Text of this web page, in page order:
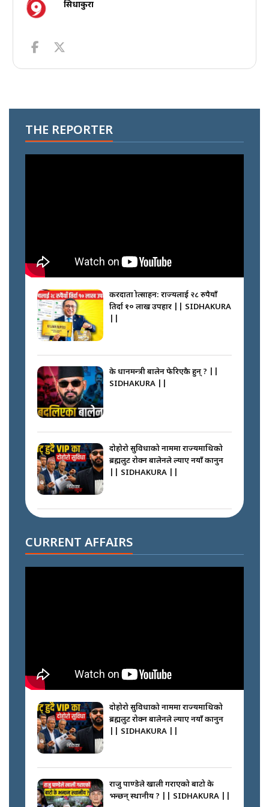
सिधाकुरा
THE REPORTER
करदाता प्रोत्साहन: राज्यलाई २८ रुपैयाँ
तिर्दा १० लाख उपहार || SIDHAKURA
के प्रधानमन्त्री बालेन फेरिएकै हुन् ? ||
SIDHAKURA ||
दोहोरो सुविधाको नाममा राज्यमाथिको
ब्रह्मलुट रोक्न बालेनले ल्याए नयाँ कानुन
|| SIDHAKURA ||
आरोहीहरू | Record-breaking
climbers who set foot with
नभाँडिएको सद्भाव : कप्तानगञ्जबाट
सल्किएको आगो निभाउनेहरू ||
SIDHAKURA || THE REPORTER
||
बदलेका ‘निम्स दाई’ || SIDHAKURA
||
CURRENT AFFAIRS
दोहोरो सुविधाको नाममा राज्यमाथिको
ब्रह्मलुट रोक्न बालेनले ल्याए नयाँ कानुन
|| SIDHAKURA ||
राजु पाण्डेले खाली गराएको बाटो के
भन्छन् स्थानीय ? || SIDHAKURA ||